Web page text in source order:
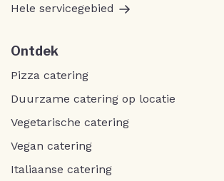
Hele servicegebied
Ontdek
Pizza catering
Duurzame catering op locatie
Vegetarische catering
Vegan catering
Italiaanse catering